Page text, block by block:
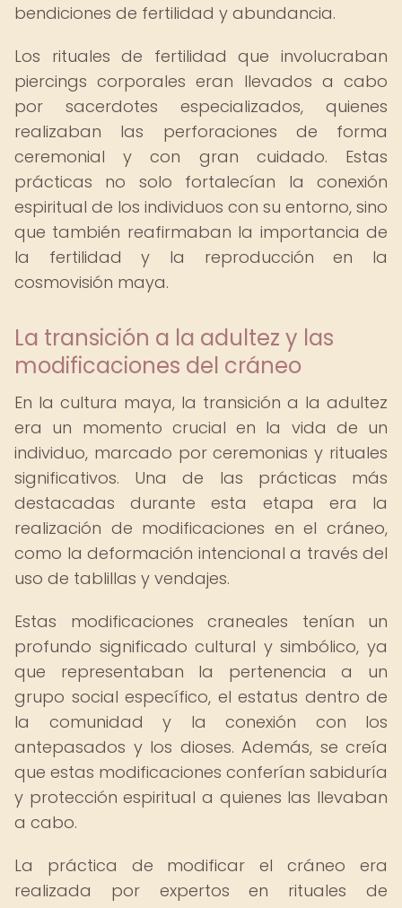
bendiciones de fertilidad y abundancia.
Los rituales de fertilidad que involucraban
piercings corporales eran llevados a cabo
por sacerdotes especializados, quienes
realizaban las perforaciones de forma
ceremonial y con gran cuidado. Estas
prácticas no solo fortalecían la conexión
espiritual de los individuos con su entorno, sino
que también reafirmaban la importancia de
la fertilidad y la reproducción en la
cosmovisión maya.
La transición a la adultez y las
modificaciones del cráneo
En la cultura maya, la transición a la adultez
era un momento crucial en la vida de un
individuo, marcado por ceremonias y rituales
significativos. Una de las prácticas más
destacadas durante esta etapa era la
realización de modificaciones en el cráneo,
como la deformación intencional a través del
uso de tablillas y vendajes.
Estas modificaciones craneales tenían un
profundo significado cultural y simbólico, ya
que representaban la pertenencia a un
grupo social específico, el estatus dentro de
la comunidad y la conexión con los
antepasados y los dioses. Además, se creía
que estas modificaciones conferían sabiduría
y protección espiritual a quienes las llevaban
a cabo.
La práctica de modificar el cráneo era
realizada por expertos en rituales de